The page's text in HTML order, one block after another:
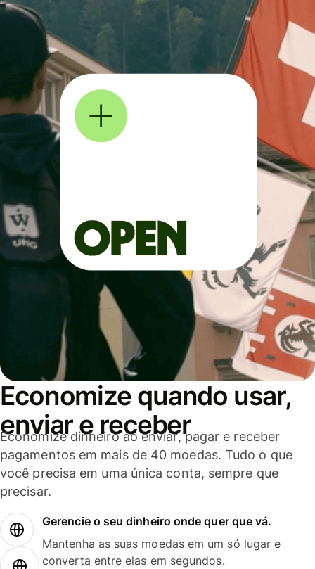
Economize quando usar,
enviar e receber
Economize dinheiro ao enviar, pagar e receber
pagamentos em mais de 40 moedas. Tudo o que
você precisa em uma única conta, sempre que
precisar.
Gerencie o seu dinheiro onde quer que vá.
Mantenha as suas moedas em um só lugar e
converta entre elas em segundos.